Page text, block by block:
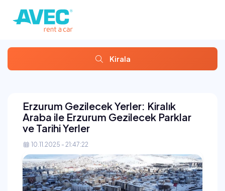
Kirala
Erzurum Gezilecek Yerler: Kiralık
Araba ile Erzurum Gezilecek Parklar
ve Tarihi Yerler
10.11.2025 - 21:47:22